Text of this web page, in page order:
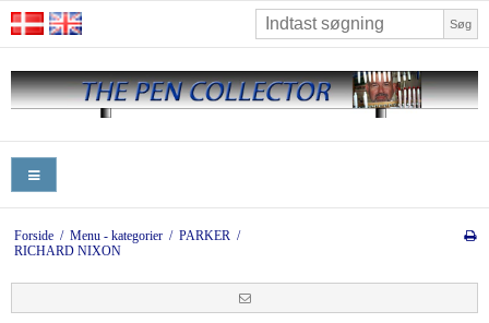
Søg
Forside / Menu - kategorier / PARKER /
RICHARD NIXON